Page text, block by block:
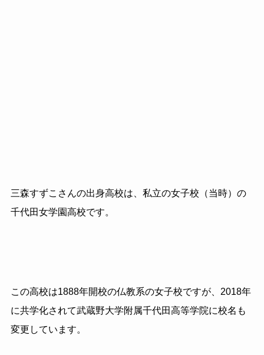
三森すずこさんの出身高校は、私立の女子校（当時）の
千代田女学園高校です。
この高校は1888年開校の仏教系の女子校ですが、2018年
に共学化されて武蔵野大学附属千代田高等学院に校名も
変更しています。